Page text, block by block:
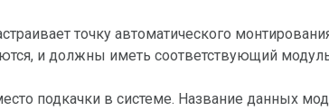
точку автоматического
и должны иметь соответствующий
подкачки в системе. Название данных